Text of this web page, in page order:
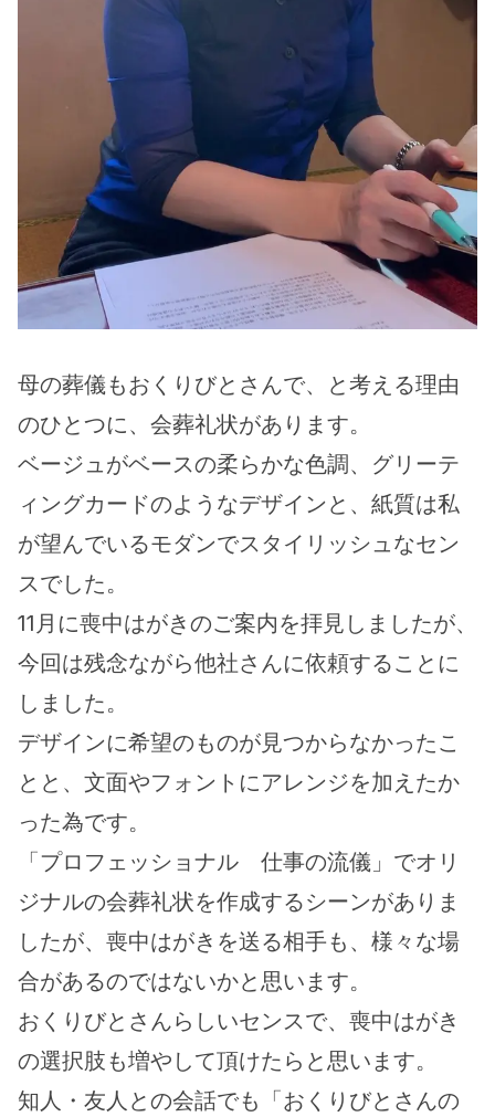
母の葬儀もおくりびとさんで、と考える理由
のひとつに、会葬礼状があります。
ベージュがベースの柔らかな色調、グリーテ
ィングカードのようなデザインと、紙質は私
が望んでいるモダンでスタイリッシュなセン
スでした。
11月に喪中はがきのご案内を拝見しましたが、
今回は残念ながら他社さんに依頼することに
しました。
デザインに希望のものが見つからなかったこ
とと、文面やフォントにアレンジを加えたか
った為です。
「プロフェッショナル　仕事の流儀」でオリ
ジナルの会葬礼状を作成するシーンがありま
したが、喪中はがきを送る相手も、様々な場
合があるのではないかと思います。
おくりびとさんらしいセンスで、喪中はがき
の選択肢も増やして頂けたらと思います。
知人・友人との会話でも「おくりびとさんの